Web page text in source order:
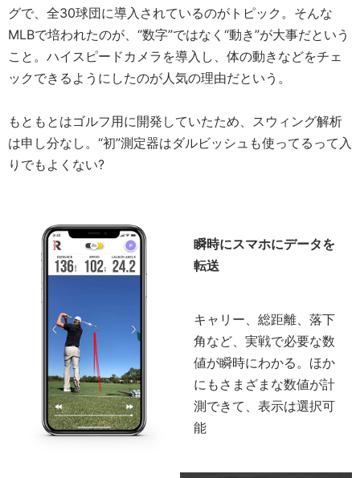
グで、全30球団に導入されているのがトピック。そんな
MLBで培われたのが、“数字”ではなく“動き”が大事だという
こと。ハイスピードカメラを導入し、体の動きなどをチェ
ックできるようにしたのが人気の理由だという。
もともとはゴルフ用に開発していたため、スウィング解析
は申し分なし。“初”測定器はダルビッシュも使ってるって入
りでもよくない?
瞬時にスマホにデータを
転送
キャリー、総距離、落下
角など、実戦で必要な数
値が瞬時にわかる。ほか
にもさまざまな数値が計
測できて、表示は選択可
能